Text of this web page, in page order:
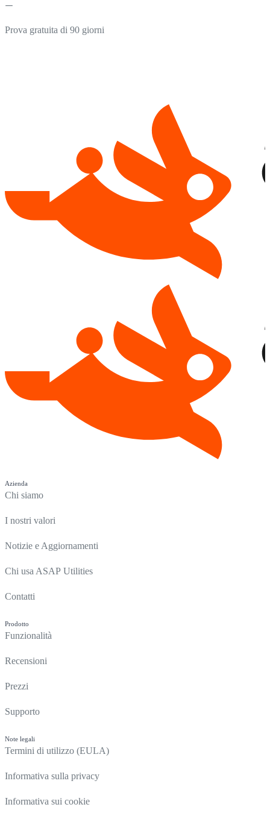
Prova gratuita di 90 giorni
Azienda
Chi siamo
I nostri valori
Notizie e Aggiornamenti
Chi usa ASAP Utilities
Contatti
Prodotto
Funzionalità
Recensioni
Prezzi
Supporto
Note legali
Termini di utilizzo (EULA)
Informativa sulla privacy
Informativa sui cookie